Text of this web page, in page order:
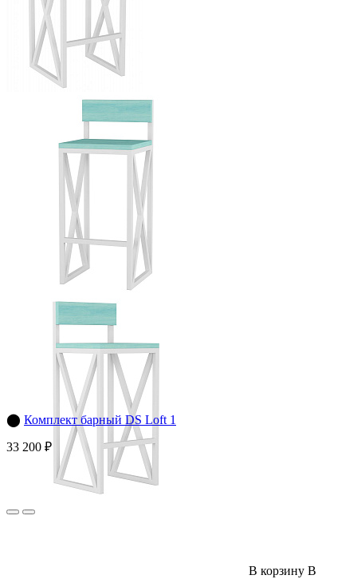
⬤ Комплект барный DS Loft 1
33 200 ₽
В корзину В